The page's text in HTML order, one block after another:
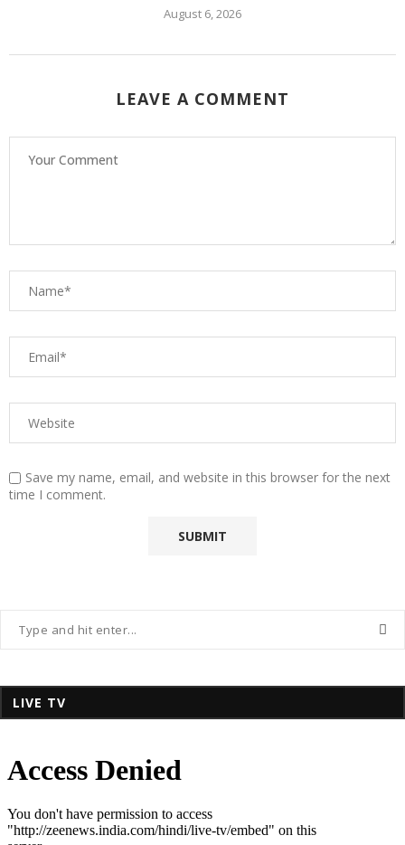
August 6, 2026
LEAVE A COMMENT
Save my name, email, and website in this browser for the next
time I comment.
LIVE TV